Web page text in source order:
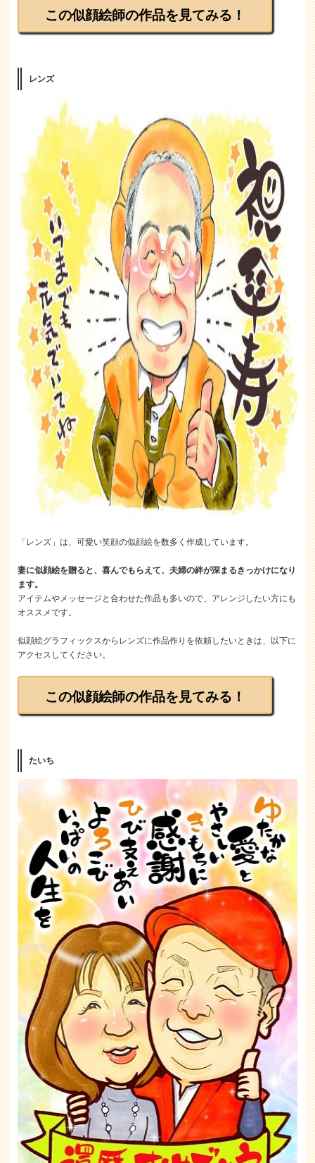
この似顔絵師の作品を見てみる！
レンズ
「レンズ」は、可愛い笑顔の似顔絵を数多く作成しています。
妻に似顔絵を贈ると、喜んでもらえて、夫婦の絆が深まるきっかけになり
ます。
アイテムやメッセージと合わせた作品も多いので、アレンジしたい方にも
オススメです。
似顔絵グラフィックスからレンズに作品作りを依頼したいときは、以下に
アクセスしてください。
この似顔絵師の作品を見てみる！
たいち